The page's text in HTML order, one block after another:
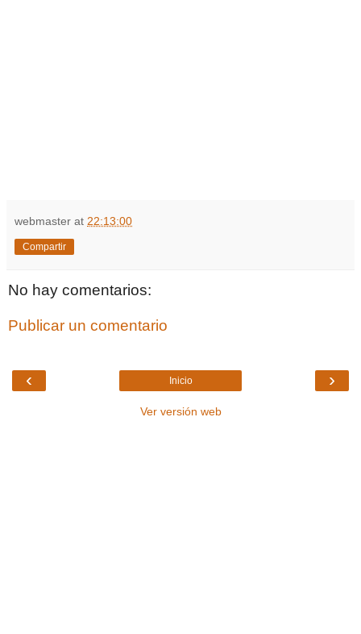
webmaster at 22:13:00
Compartir
No hay comentarios:
Publicar un comentario
‹ ›
Inicio
Ver versión web